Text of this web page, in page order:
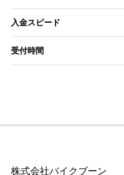
入金スピード
受付時間
株式会社バイクブーン